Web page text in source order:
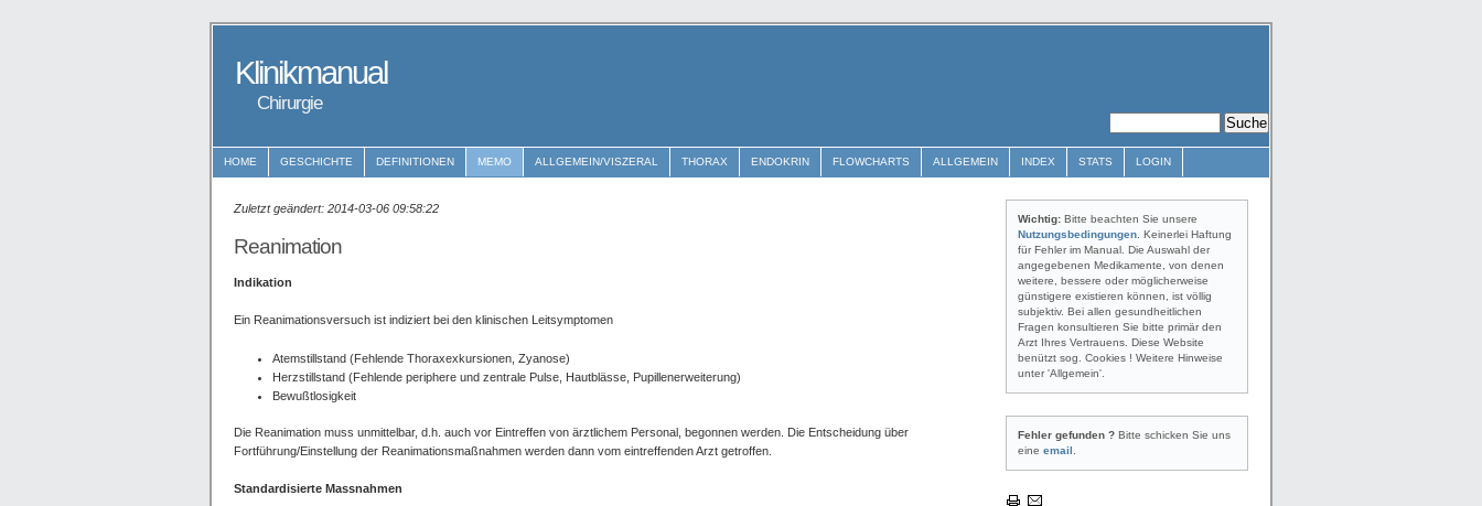
Klinikmanual
Chirurgie
HOME GESCHICHTE DEFINITIONEN MEMO ALLGEMEIN/VISZERAL THORAX ENDOKRIN FLOWCHARTS ALLGEMEIN INDEX STATS LOGIN
Zuletzt geändert: 2014-03-06 09:58:22
Reanimation
Indikation
Ein Reanimationsversuch ist indiziert bei den klinischen Leitsymptomen
Atemstillstand (Fehlende Thoraxexkursionen, Zyanose)
Herzstillstand (Fehlende periphere und zentrale Pulse, Hautblässe, Pupillenerweiterung)
Bewußtlosigkeit
Die Reanimation muss unmittelbar, d.h. auch vor Eintreffen von ärztlichem Personal, begonnen werden. Die Entscheidung über
Fortführung/Einstellung der Reanimationsmaßnahmen werden dann vom eintreffenden Arzt getroffen.
Standardisierte Massnahmen
Wichtig: Bitte beachten Sie unsere
Nutzungsbedingungen . Keinerlei Haftung
für Fehler im Manual. Die Auswahl der
angegebenen Medikamente, von denen
weitere, bessere oder möglicherweise
günstigere existieren können, ist völlig
subjektiv. Bei allen gesundheitlichen
Fragen konsultieren Sie bitte primär den
Arzt Ihres Vertrauens. Diese Website
benützt sog. Cookies ! Weitere Hinweise
unter 'Allgemein'.
Fehler gefunden ? Bitte schicken Sie uns
eine email